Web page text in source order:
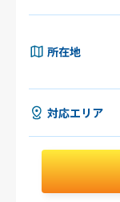
所在地
対応エリア